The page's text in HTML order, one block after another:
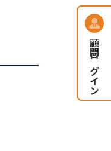
顧問ログイン